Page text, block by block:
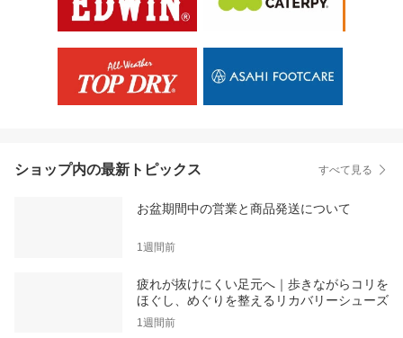
ショップ内の最新トピックス すべて見る
お盆期間中の営業と商品発送について
1週間前
疲れが抜けにくい足元へ｜歩きながらコリを
ほぐし、めぐりを整えるリカバリーシューズ
1週間前